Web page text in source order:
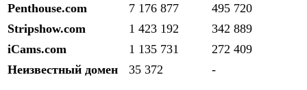
Penthouse.com
7 176 877
495 720
Stripshow.com
1 423 192
342 889
iCams.com
1 135 731
272 409
Неизвестный домен
35 372 -